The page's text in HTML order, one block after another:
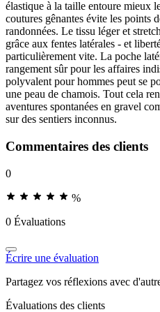
élastique à la taille entoure mieux
coutures gênantes évite les points
randonnées. Le tissu léger et
grâce aux fentes latérales - et
particulièrement vite. La poche
rangement sûr pour les affaires
polyvalent pour hommes peut se
une peau de chamois. Tout cela
aventures spontanées en gravel
sur des sentiers inconnus.
Commentaires des clients
0
%
0 Évaluations
Écrire une évaluation
Partagez vos réflexions avec
Évaluations des clients